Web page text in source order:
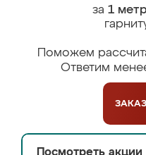
за 1
Поможем
Ответим